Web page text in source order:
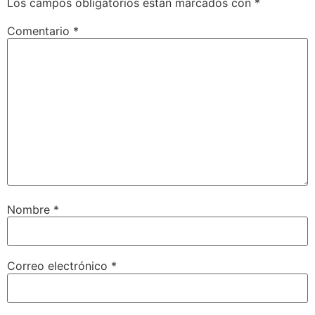
Comentario *
Nombre *
Correo electrónico *